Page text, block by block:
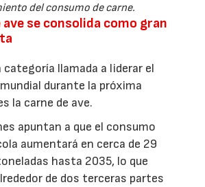
del consumo de carne.
ave se consolida como gran
categoría llamada a liderar el
durante la próxima
la carne de ave.
apuntan a que el consumo
aumentará en cerca de 29
hasta 2035, lo que
de dos terceras partes